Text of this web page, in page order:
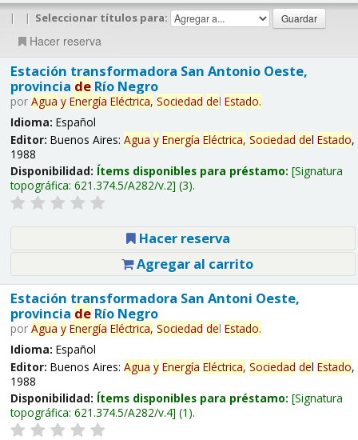
| | Seleccionar títulos para:
Hacer reserva
Estación transformadora San Antonio Oeste,
provincia deRío Negro
por Agua y Energía Eléctrica, Sociedad del Estado.
Idioma: Español
Editor: Buenos Aires: Agua y Energía Eléctrica, Sociedad del Estado,
1988
Disponibilidad: Ítems disponibles para préstamo: Signatura
topográfica: 621.374.5/A282/v.2 (3).
Hacer reserva
Agregar al carrito
Estación transformadora San Antoni Oeste,
provincia deRío Negro
por Agua y Energía Eléctrica, Sociedad del Estado.
Idioma: Español
Editor: Buenos Aires: Agua y Energía Eléctrica, Sociedad del Estado,
1988
Disponibilidad: Ítems disponibles para préstamo: Signatura
topográfica: 621.374.5/A282/v.4 (1).